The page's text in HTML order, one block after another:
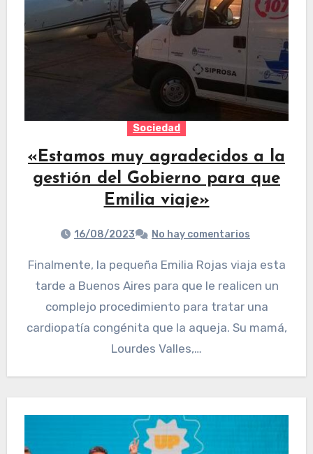
Sociedad
«Estamos muy agradecidos a la
gestión del Gobierno para que
Emilia viaje»
16/08/2023 No hay comentarios
Finalmente, la pequeña Emilia Rojas viaja esta
tarde a Buenos Aires para que le realicen un
complejo procedimiento para tratar una
cardiopatía congénita que la aqueja. Su mamá,
Lourdes Valles,…